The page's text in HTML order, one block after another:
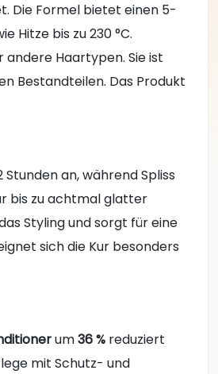
Die Formel bietet einen 5-
Hitze bis zu 230 °C.
Haartypen. Sie ist
Bestandteilen. Das Produkt
an, während Spliss
bis zu achtmal glatter
Styling und sorgt für eine
sich die Kur besonders
um36 % reduziert
mit Schutz- und